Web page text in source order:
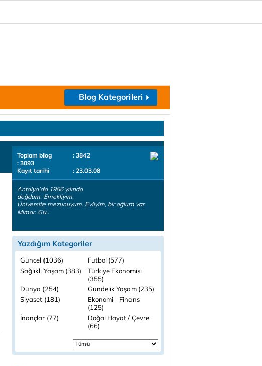
Blog Kategorileri
Toplam blog
: 3842
: 3093
Kayıt tarihi
: 23.03.08
Antalya'da 1956 yılında
doğdum. Emekliyim,
Üniversite mezunuyum. Evliyim, bir oğlum var
Mimar. Gü..
Yazdığım Kategoriler
Güncel (1036)
Futbol (577)
Sağlıklı Yaşam (383)
Türkiye Ekonomisi
(355)
Dünya (254)
Gündelik Yaşam (235)
Siyaset (181)
Ekonomi - Finans
(125)
İnançlar (77) Doğal Hayat / Çevre
(66)